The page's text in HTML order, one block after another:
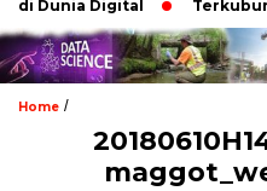
Dunia Digital Terkubur
Home /